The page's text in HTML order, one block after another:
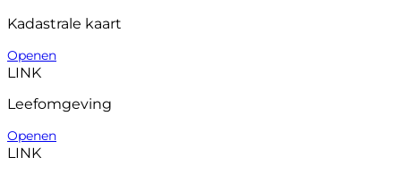
Kadastrale kaart
Openen
LINK
Leefomgeving
Openen
LINK